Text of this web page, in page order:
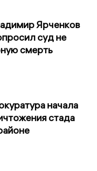
Ярченков
суд не
смерть
начала
стада